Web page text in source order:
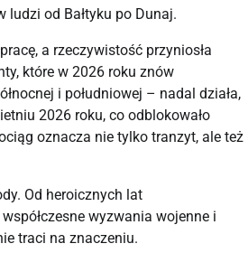
ludzi od Bałtyku po Dunaj.
a rzeczywistość przyniosła
które w 2026 roku znów
i południowej – nadal działa,
2026 roku, co odblokowało
oznacza nie tylko tranzyt, ale też
Od heroicznych lat
wyzwania wojenne i
traci na znaczeniu.